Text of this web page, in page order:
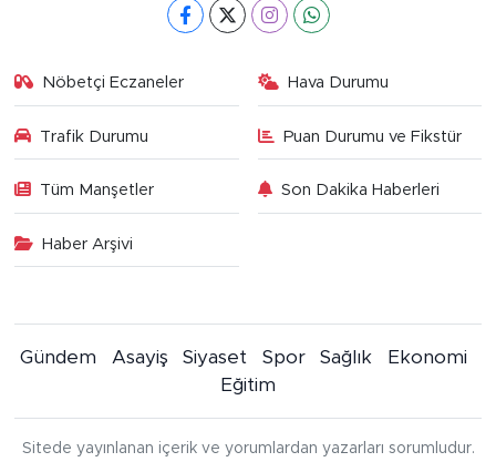
Nöbetçi Eczaneler Hava Durumu
Trafik Durumu Puan Durumu ve Fikstür
Tüm Manşetler Son Dakika Haberleri
Haber Arşivi
Gündem Asayiş Siyaset Spor Sağlık
Ekonomi
Eğitim
Sitede yayınlanan içerik ve yorumlardan yazarları sorumludur.